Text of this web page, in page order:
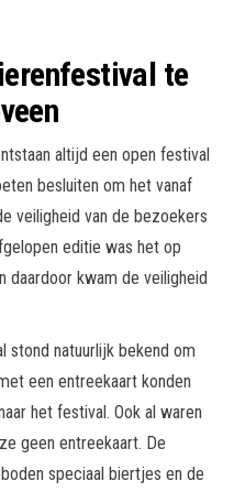
te
altijd een open festival
besluiten om het vanaf
veiligheid van de bezoekers
editie was het op
daardoor kwam de veiligheid
stond natuurlijk bekend om
een entreekaart konden
het festival. Ook al waren
geen entreekaart. De
speciaal biertjes en de